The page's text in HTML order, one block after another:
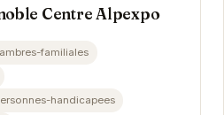
Centre Alpexpo
familiales
handicapees